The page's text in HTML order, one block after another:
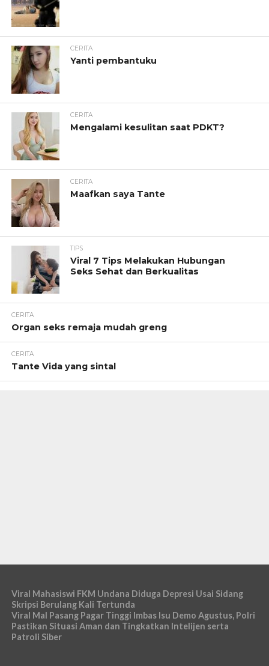
CERITA
Yanti pembantuku
CERITA
Mengalami kesulitan saat PDKT?
CERITA
Maafkan saya Tante
TIPS
Viral 7 Tips Melakukan Hubungan
Seks Sehat dan Berkualitas
CERITA
Organ seks remaja mudah greng
CERITA
Tante Vida yang sintal
Viral Mahasiswi FKM Undana Diduga Depresi Usai Sidang
Skripsi Berulang Kali Tertunda
Viral Mal Pasang Pagar Tinggi Imbas Isu Demo Agustus, Polri
Pastikan Situasi Aman dan Tingkatkan Intelijen serta
Patroli Siber